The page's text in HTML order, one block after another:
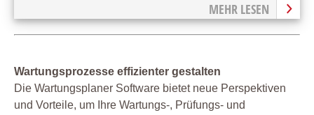
MEHR LESEN
Wartungsprozesse effizienter gestalten
Die Wartungsplaner Software bietet neue Perspektiven
und Vorteile, um Ihre Wartungs-, Prüfungs- und